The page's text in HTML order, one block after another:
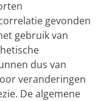
gevonden
gebruik van
dus van
veranderingen
De algemene